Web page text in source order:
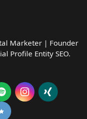
Marketer | Founder
Profile Entity SEO.